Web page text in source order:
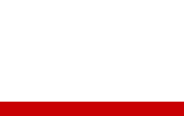
2009